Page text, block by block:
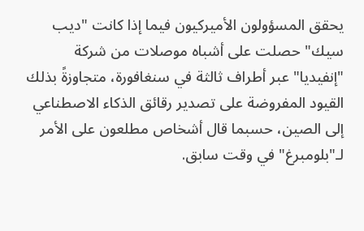
يحقق المسؤولون الأميركيون فيما إذا كانت "ديب
سيك" حصلت على أشباه موصلات من شركة
"إنفيديا" عبر أطراف ثالثة في سنغافورة، متجاوزةً بذلك
القيود المفروضة على تصدير رقائق الذكاء الاصطناعي
إلى الصين، حسبما قال أشخاص مطلعون على الأمر
لـ"بلومبرغ" في وقت سابق.